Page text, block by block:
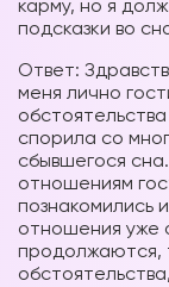
карму, но я
подсказки во
Ответ:
меня лично
спорила со
сбывшегося
отношениям
познакомились
отношения уже
продолжаются,